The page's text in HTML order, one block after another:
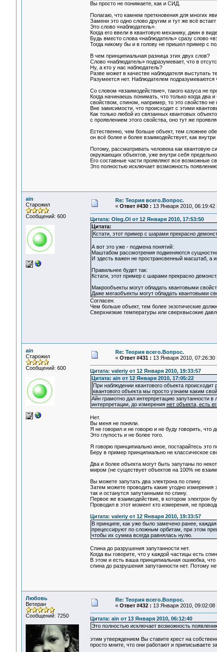
Вы просто не понимаете, как и СИД.
Полагаю, что камнем преткновения для многих
Замени это одно слово другим и тут же всё
Это слово «наблюдатель».
Когда его ввели в квантовую механику, джин в
Будь вместо слова «наблюдатель» сразу слово
Тогда никому бы и в голову не пришел пример с
В чем принципиальная разница этих двух слов?
Слово «наблюдатель» подразумевает, что в
Ну, а кто у нас наблюдатель?
Разве может в качестве наблюдателя выступать
Разумеется нет. Наблюдателем подразумеваются
Со словом «взаимодействие», такого казуса не
Когда начинаешь понимать, что только когда
свойством, спином, например, то это свойство не
Вне зависимости, что происходит с этими
Как только любой из связанных квантовых
с проявлением этого свойства, оно тут же
Естественно, чем больше объект, тем сложнее
он всё более и более взаимодействует, как
Потому, рассматривать человека как квантовую
окружающих объектов, уже внутри себя
Его составные части проявляют все возможные
Это полностью исключает возможность
ain
Старожил
Сообщений: 600
Re: Теория всего.Вопрос.
« Ответ #430 : 13 Января 2010, 06:19:42
Цитата: Oleg.Ol от 12 Января 2010, 17:53:50
Цитата:
Кстати, этот пример с шарами прекрасно
А вот это уже - подмена понятий:
Маштабом рассмотрения подменяются
И здесть важен не пространсвенный масштаб, а
Правильнее будет так:
Кстати, этот пример с шарами прекрасно
Макрообъекты могут обладать квантовыми
Даже мегаобъекты могут обладать квантовыми
Согласен.
Чем больше объект, тем более экзотические
Сверхнизкие температуры или сверхвысокие
ain
Старожил
Сообщений: 600
Re: Теория всего.Вопрос.
« Ответ #431 : 13 Января 2010, 07:26:30
Цитата: valeriy от 12 Января 2010, 19:33:57
Цитата: ain от 12 Января 2010, 17:05:22
При наблюдении квантового объекта
квантового объекта мы просто узнаем каким
Айн грамотно дал интерпретацию запутанности
интерпретации, до измерения нет объекта, есть
Нет.
Вы меня не поняли.
Я не говорил и не говорю и не буду говорить, что
Это глупость и не более того.
Я говорю принципиально иное, постарайтесь это
Беру в пример принципиально не классическое
Два и более объекта могут быть запутаны по
миром (не существует объектов на 100% не
Вы можете запутать два электрона по спину.
Затем можете проводить какие угодно измерения
так и останутся запутанными по спину.
Первое же взаимодействие, в котором электрон
Проводил в этот момент кто измерения, не
Цитата: valeriy от 12 Января 2010, 19:33:57
В принципе, как уже было замечено ранее,
прецессируют по сложным орбитам, при этом
чтобы их сумма всегда равнялась нулю.
Спина до разрушения запутанности нет.
Когда вы говорите, что у каждой частицы есть
В этом и есть ваша принципиальная ошиюбка, что
спина до разрушения запутанности нет. Потому
Любовь
Ветеран
Сообщений: 7250
Re: Теория всего.Вопрос.
« Ответ #432 : 13 Января 2010, 09:02:08
Цитата: ain от 13 Января 2010, 06:12:40
Это полностью исключает возможность
этим утверждением Вы ставите крест на
просто мните, что они работают и приписываете